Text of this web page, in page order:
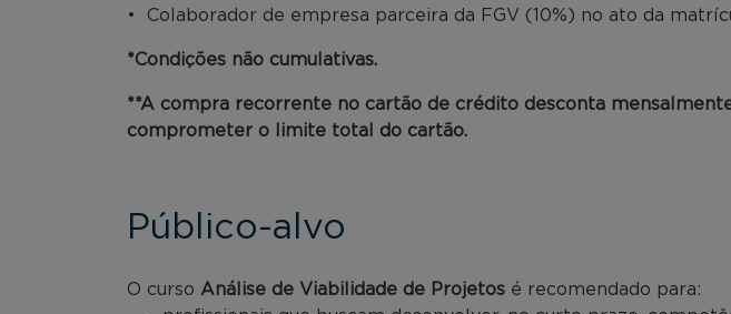
• Colaborador de empresa parceira da FGV (10%) no ato da
*Condições não cumulativas.
**A compra recorrente no cartão de crédito desconta
comprometer o limite total do cartão.
Público-alvo
O curso Análise de Viabilidade de Projetos é recomendado para: